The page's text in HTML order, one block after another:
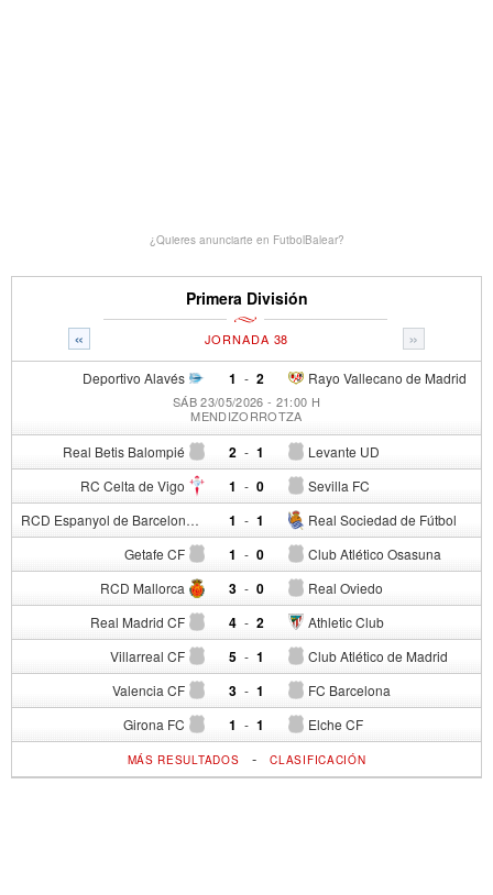
¿Quieres anunciarte en FutbolBalear?
Primera División
« »
JORNADA 38
Deportivo Alavés 1 - Rayo Vallecano de Madrid
2
SÁB 23/05/2026 - 21:00 H
MENDIZORROTZA
Real Betis Balompié 2 - Levante UD
1
RC Celta de Vigo 1 - Sevilla FC
0
RCD Espanyol de Barcelona 1 - Real Sociedad de Fútbol
1
Getafe CF 1 - Club Atlético Osasuna
0
RCD Mallorca 3 - Real Oviedo
0
Real Madrid CF 4 - Athletic Club
2
Villarreal CF 5 - Club Atlético de Madrid
1
Valencia CF 3 - FC Barcelona
1
Girona FC 1 - Elche CF
1
MÁS RESULTADOS -CLASIFICACIÓN